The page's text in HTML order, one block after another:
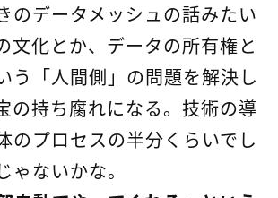
のデータメッシュの話みたい
文化とか、データの所有権と
う「人間側」の問題を解決し
の持ち腐れになる。技術の導
のプロセスの半分くらいでし
ゃないかな。